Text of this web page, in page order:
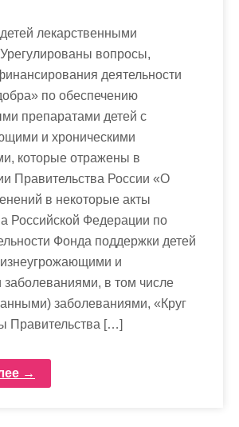
лекарственными
вопросы,
деятельности
по обеспечению
препаратами детей с
и хроническими
которые отражены в
Правительства России «О
в некоторые акты
Российской Федерации по
Фонда поддержки детей
и
заболеваниями, в том числе
заболеваниями, «Круг
Правительства […]
→